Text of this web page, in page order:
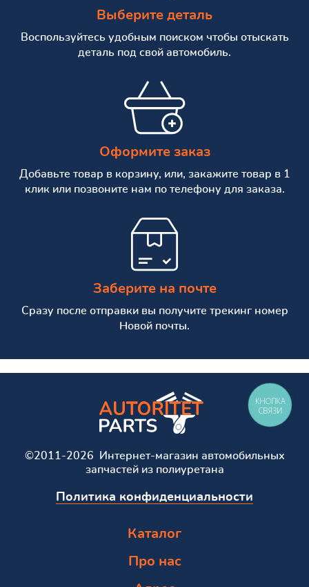
Выберите деталь
Воспользуйтесь удобным поиском чтобы отыскать
деталь под свой автомобиль.
Оформите заказ
Добавьте товар в корзину, или, закажите товар в 1
клик или позвоните нам по телефону для заказа.
Заберите на почте
Сразу после отправки вы получите трекинг номер
Новой почты.
©2011-2026 Интернет-магазин автомобильных
запчастей из полиуретана
Политика конфиденциальности
Каталог
Про нас
КНОПКА
СВЯЗИ